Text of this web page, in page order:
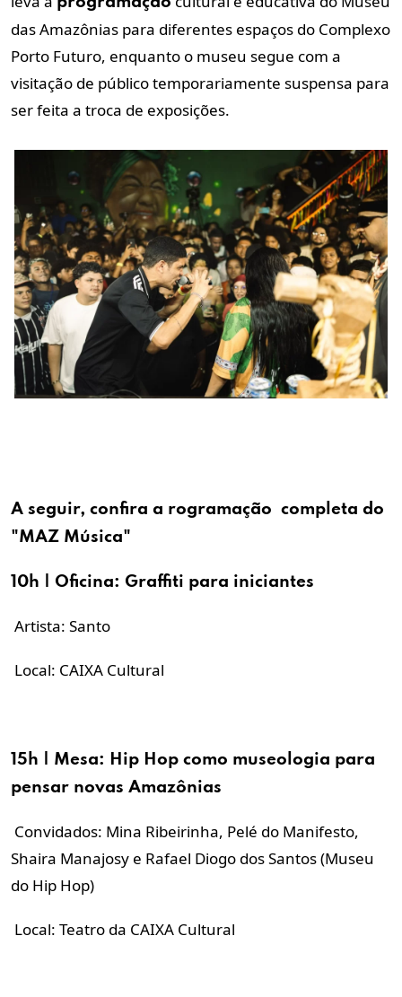
das Amazônias para diferentes espaços do Complexo
Porto Futuro, enquanto o museu segue com a
visitação de público temporariamente suspensa para
ser feita a troca de exposições.
A seguir, confira a rogramação completa do
"MAZ Música"
10h | Oficina: Graffiti para iniciantes
Artista: Santo
Local: CAIXA Cultural
15h | Mesa: Hip Hop como museologia para
pensar novas Amazônias
Convidados: Mina Ribeirinha, Pelé do Manifesto,
Shaira Manajosy e Rafael Diogo dos Santos (Museu
do Hip Hop)
Local: Teatro da CAIXA Cultural